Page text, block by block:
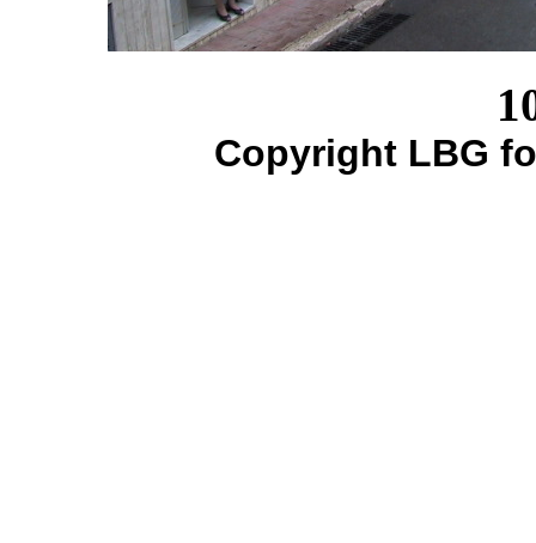
Copyright LBG